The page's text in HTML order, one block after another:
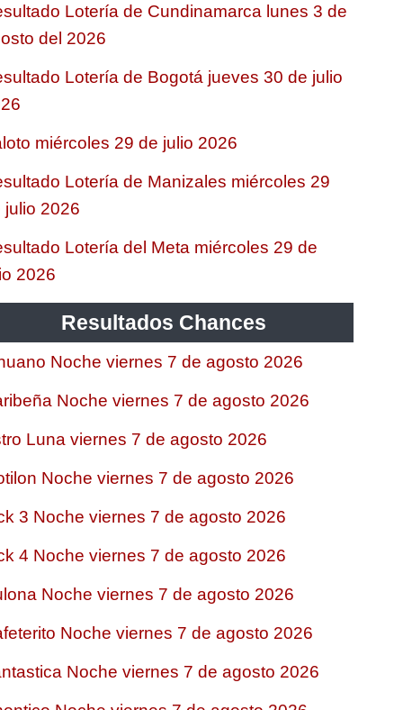
Lotería de Cundinamarca lunes 3 de
del 2026
Lotería de Bogotá jueves 30 de julio
miércoles 29 de julio 2026
Lotería de Manizales miércoles 29
julio 2026
Lotería del Meta miércoles 29 de
2026
Resultados Chances
Noche viernes 7 de agosto 2026
Noche viernes 7 de agosto 2026
Luna viernes 7 de agosto 2026
Noche viernes 7 de agosto 2026
3 Noche viernes 7 de agosto 2026
4 Noche viernes 7 de agosto 2026
Noche viernes 7 de agosto 2026
Noche viernes 7 de agosto 2026
Noche viernes 7 de agosto 2026